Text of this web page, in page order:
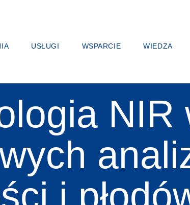
PRODUKTU
USŁUGI
PAKIETY ANALITYCZNE
USŁUGI CYFROWE FOSS
MATERIAŁY EKSPLOATACYJNE, ODCZYNNIKI I CZĘŚCI
WSPARCIE
ZGŁOŚ ZDARZENIE
OPINIE I REKLAMACJE
SZKOLENIA
WIEDZA
PASZE
LABORATORIA
WINO
NIR
i